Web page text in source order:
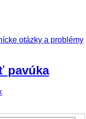
otázky a problémy
pavúka